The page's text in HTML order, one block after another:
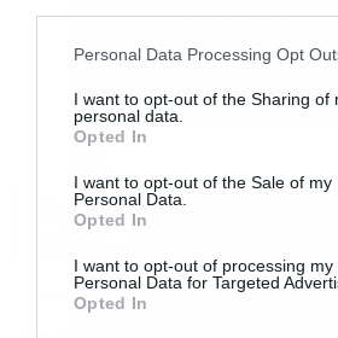
Personal Data Processing Opt
I want to opt-out of the Sharing of
personal data.
Opted In
I want to opt-out of the Sale of my
Personal Data.
Opted In
I want to opt-out of processing my
Personal Data for Targeted
Opted In
Έργα του νερού
Μια συνολική διαχείριση των
Εγγραφή στο
newsletter
Αποδέχομαι τους